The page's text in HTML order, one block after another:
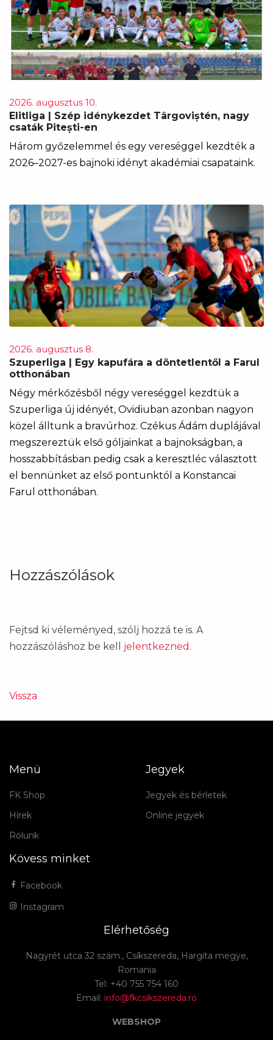
2026. augusztus 10.
Elitliga | Szép idénykezdet Târgoviștén, nagy
csaták Pitești-en
Három győzelemmel és egy vereséggel kezdték a
2026–2027-es bajnoki idényt akadémiai csapataink.
2026. augusztus 8.
Szuperliga | Egy kapufára a döntetlentől a Farul
otthonában
Négy mérkőzésből négy vereséggel kezdtük a
Szuperliga új idényét, Ovidiuban azonban nagyon
közel álltunk a bravúrhoz. Czékus Ádám duplájával
megszereztük első góljainkat a bajnokságban, a
hosszabbításban pedig csak a keresztléc választott
el bennünket az első pontunktól a Konstancai
Farul otthonában.
Hozzászólások
Fejtsd ki véleményed, szólj hozzá te is. A
hozzászóláshoz be kell jelentkezned .
Vissza
Menü
FK Shop
Hírek
Rólunk
Jegyek
Jegyek és bérletek
Online jegyek
Kövess minket
Facebook
Instagram
Elérhetőség
Nagyrét utca 32 szám., Csíkszereda, Hargita megye,
Romania
Tel: +40 755 754 160
Email: info@fkcsikszereda.ro
WEBSHOP